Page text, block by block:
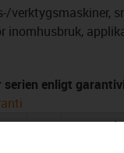
verktygsmaskiner,
inomhusbruk,
enligt
5